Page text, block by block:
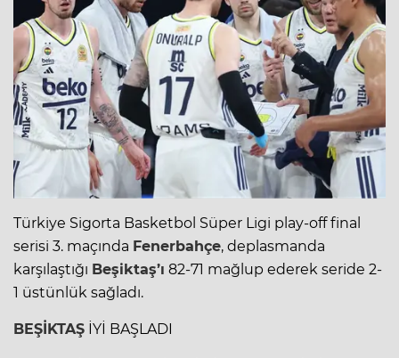
Türkiye Sigorta Basketbol Süper Ligi play-off final
serisi 3. maçında Fenerbahçe, deplasmanda
karşılaştığı Beşiktaş’ı 82-71 mağlup ederek seride 2-
1 üstünlük sağladı.
BEŞİKTAŞ İYİ BAŞLADI